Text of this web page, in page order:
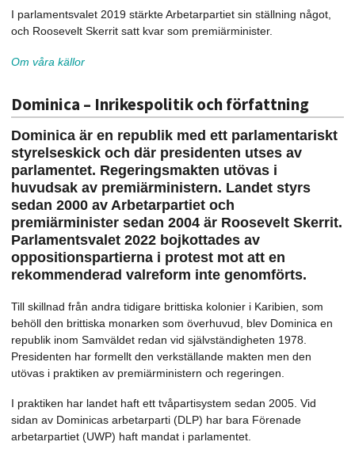
I parlamentsvalet 2019 stärkte Arbetarpartiet sin ställning något,
och Roosevelt Skerrit satt kvar som premiärminister.
Om våra källor
Dominica – Inrikespolitik och författning
Dominica är en republik med ett parlamentariskt
styrelseskick och där presidenten utses av
parlamentet. Regeringsmakten utövas i
huvudsak av premiärministern. Landet styrs
sedan 2000 av Arbetarpartiet och
premiärminister sedan 2004 är Roosevelt Skerrit.
Parlamentsvalet 2022 bojkottades av
oppositionspartierna i protest mot att en
rekommenderad valreform inte genomförts.
Till skillnad från andra tidigare brittiska kolonier i Karibien, som
behöll den brittiska monarken som överhuvud, blev Dominica en
republik inom Samväldet redan vid självständigheten 1978.
Presidenten har formellt den verkställande makten men den
utövas i praktiken av premiärministern och regeringen.
I praktiken har landet haft ett tvåpartisystem sedan 2005. Vid
sidan av Dominicas arbetarparti (DLP) har bara Förenade
arbetarpartiet (UWP) haft mandat i parlamentet.